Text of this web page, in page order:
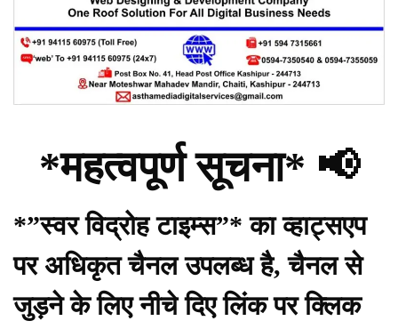
*महत्वपूर्ण सूचना* 📢
*”स्वर विद्रोह टाइम्स”* का व्हाट्सएप
पर अधिकृत चैनल उपलब्ध है, चैनल से
जुड़ने के लिए नीचे दिए लिंक पर क्लिक